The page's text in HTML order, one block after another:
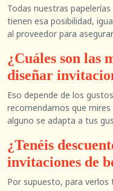
Todas nuestras
tienen esa posibilidad,
al proveedor para
¿Cuáles son las
diseñar
Eso depende de los
recomendamos que
alguno se adapta a tus
¿Tenéis
invitaciones de
Por supuesto, para